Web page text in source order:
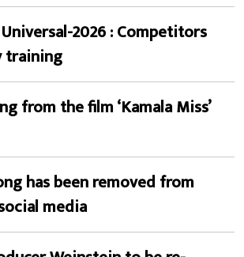
2026 : Competitors
training
from the film ‘Kamala Miss’
has been removed from
media